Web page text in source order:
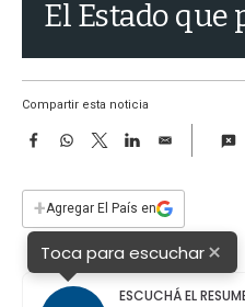
El Estado que
Compartir esta noticia
F
e
b
o
o
W
s
p
p
T
w
t
r
L
I
n
E
i
l
+Agregar El País en
Toca para escuchar×
ESCUCHÁ EL